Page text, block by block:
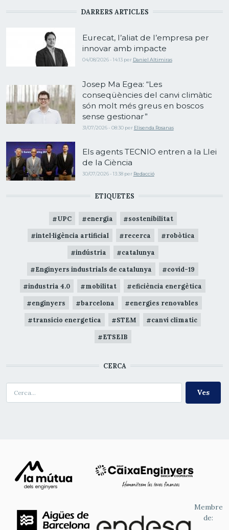
DARRERS ARTICLES
Eurecat, l’aliat de l’empresa per
innovar amb impacte
04/08/2026 - 14:13 per Daniel Altimiras
Josep Ma Egea: “Les
conseqüències del canvi climàtic
són molt més greus en boscos
sense gestionar”
31/07/2026 - 08:30 per Elisenda Rosanas
Els agents TECNIO entren a la Llei
de la Ciència
30/07/2026 - 13:38 per Redacció
ETIQUETES
UPC energia sostenibilitat
intel·ligència artificial recerca robòtica
indústria catalunya
Enginyers industrials de catalunya covid-19
industria 4.0 mobilitat eficiència energètica
enginyers barcelona energies renovables
transicio energetica STEM canvi climatic
ETSEIB
CERCA
Membre
de: